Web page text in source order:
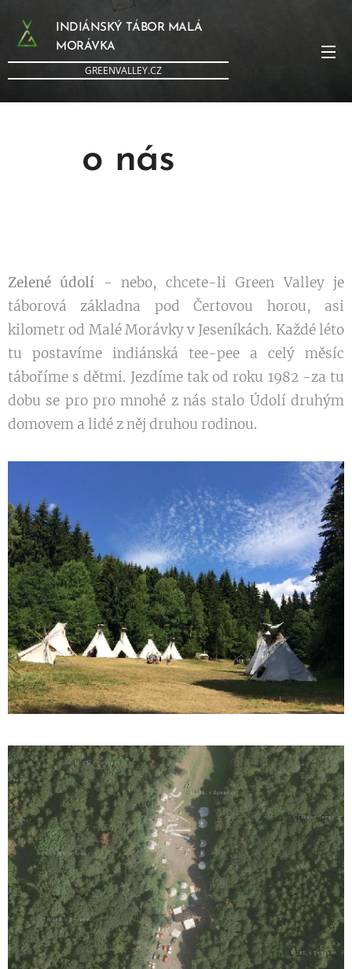
INDIÁNSKÝ TÁBOR MALÁ
MORÁVKA
GREENVALLEY.CZ
o nás
Zelené údolí
- nebo, chcete-li Green Valley je
táborová základna pod Čertovou horou, asi
kilometr od Malé Morávky v Jeseníkách. Každé léto
tu postavíme indiánská tee-pee a celý měsíc
táboříme s dětmi. Jezdíme tak od roku 1982 -za tu
dobu se pro pro mnohé z nás stalo Údolí druhým
domovem a lidé z něj druhou rodinou.